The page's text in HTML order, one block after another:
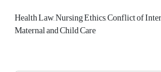
Health Law, Nursing Ethics, Conflict of
Maternal and Child Care